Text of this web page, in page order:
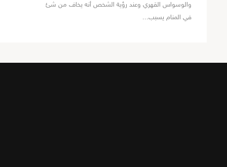
والوسواس القهري وعند رؤية الشخص أنه يخاف من شئ
في المنام يسبب...